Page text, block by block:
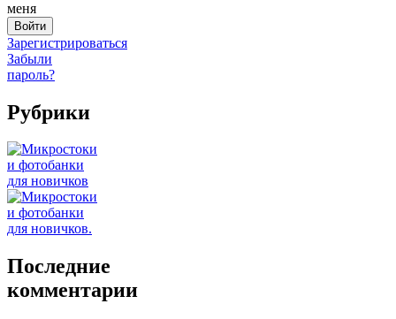
меня
Зарегистрироваться
Забыли
пароль?
Рубрики
Последние
комментарии